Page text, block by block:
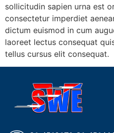
sollicitudin sapien urna est
consectetur imperdiet
dictum euismod in cum
laoreet lectus consequat
tellus cursus elit consequat.